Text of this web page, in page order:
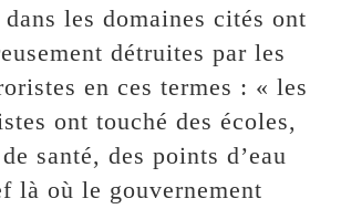
les domaines cités ont
détruites par les
en ces termes : « les
ont touché des écoles,
santé, des points d’eau
là où le gouvernement